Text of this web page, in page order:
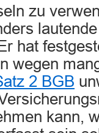
zu
hat
wegen
2 BGB
kann,